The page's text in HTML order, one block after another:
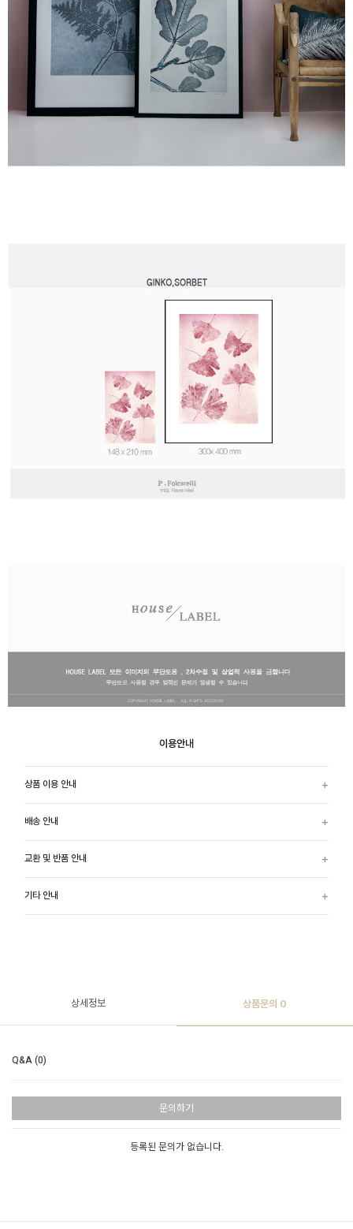
이용안내
상품 이용 안내
배송 안내
교환 및 반품 안내
기타 안내
상세정보 상품문의 0
Q&A (0)
문의하기
등록된 문의가 없습니다.